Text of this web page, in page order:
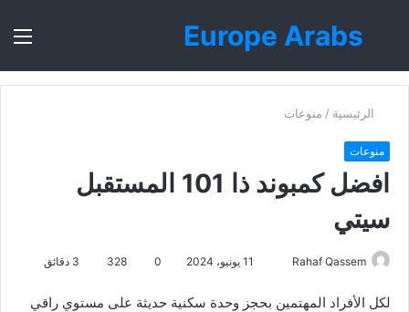
Europe Arabs
بحث
الرئيسية / منوعات
منوعات
افضل كمبوند ذا 101 المستقبل
سيتي
Rahaf Qassem
إلكترونيا
11 يونيو، 2024 0
328
لكل الأفراد المهتمين بحجز وحدة سكنية حديثة على مستوي راقي